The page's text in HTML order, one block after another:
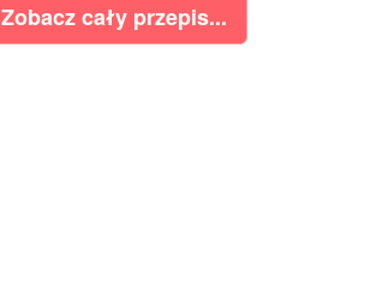
Zobacz cały przepis...